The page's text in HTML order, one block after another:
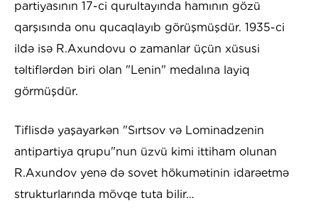
partiyasının 17-ci qurultayında hamının gözü
qarşısında onu qucaqlayıb görüşmüşdür. 1935-ci
ildə isə R.Axundovu o zamanlar üçün xüsusi
təltiflərdən biri olan "Lenin" medalına layiq
görmüşdür.
Tiflisdə yaşayarkən "Sırtsov və Lominadzenin
antipartiya qrupu"nun üzvü kimi ittiham olunan
R.Axundov yenə də sovet hökumətinin idarəetmə
strukturlarında mövqe tuta bilir…